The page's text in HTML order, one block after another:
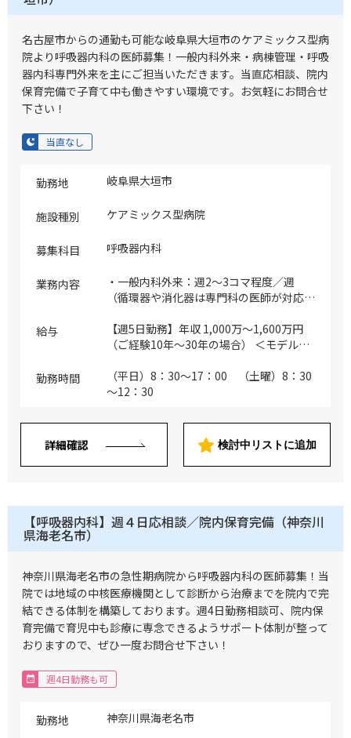
隣の1～2施設 ※内視鏡可能な先生はお願
いします（内視鏡検査：経口・経鼻／オリ
ンパス社製）
名古屋市からの通勤も可能な岐阜県大垣市のケアミックス型病
院より呼吸器内科の医師募集！一般内科外来・病棟管理・呼吸
器内科専門外来を主にご担当いただきます。当直応相談、院内
保育完備で子育て中も働きやすい環境です。お気軽にお問合せ
下さい！
当直なし
勤務地 岐阜県大垣市
施設種別 ケアミックス型病院
募集科目 呼吸器内科
業務内容
・一般内科外来：週2～3コマ程度／週
（循環器や消化器は専門科の医師が対応し
度／週 ・病棟管理（主治医制）：10～20
名程（一般内科・呼吸器内科の患者を対
ザなどの呼吸器感染症、咳、痰、息切れな
どの呼吸に関する症状、肺炎、気管支喘
の疾患の診療、肺がんなどの肺腫瘍の診
療、胸水などの診療、睡眠時無呼吸症候群
や禁煙の治療など（対応範囲については医
師のご希望やスキルに応じてご相談） ※
については応相談（緊急性の高い循環器系
の疾患については、専門の医師が対応しま
すのでご安心ください）
給与
【週5日勤務】年収 1,000万～1,600万円
（ご経験10年～30年の場合） ＜モデル給
万円 （ご経験20年目の場合）年収 1,300
万円 （ご経験30年目の場合）年収 1,600
与を含む ※スキル等に応じてこの限りで
はない ※上記年俸幅は、採用面談での人
物評価、業務内容詳細、個々スキルに応じ
て最終決定させていただきます
勤務時間
（平日）8：30～17：00 （土曜）8：30
～12：30
詳細確認 検討中リストに追加
【呼吸器内科】週４日応相談／院内保育完備（神奈川
県海老名市）
神奈川県海老名市の急性期病院から呼吸器内科の医師募集！当
院では地域の中核医療機関として診断から治療までを院内で完
結できる体制を構築しております。週4日勤務相談可、院内保
育完備で育児中も診療に専念できるようサポート体制が整って
おりますので、ぜひ一度お問合せ下さい！
週4日勤務も可
勤務地 神奈川県海老名市